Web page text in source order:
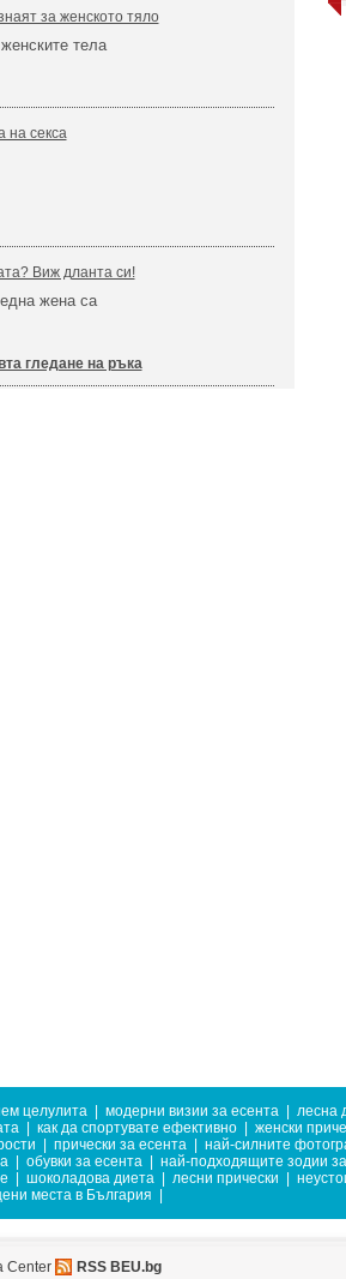
за женското тяло
тела
на секса
Виж дланта си!
жена са
гледане на ръка
целулита модерни визии за есента лесна
как да спортувате ефективно женски
прически за есента най-силните
обувки за есента най-подходящите зодии
шоколадова диета лесни прически
места в България
Center RSS BEU.bg